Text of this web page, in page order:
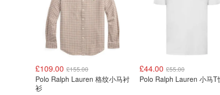
£109.00 £155.00
Polo Ralph Lauren 格纹小马衬
衫
£44.00 £55.00
Polo Ralph Lauren 小马T